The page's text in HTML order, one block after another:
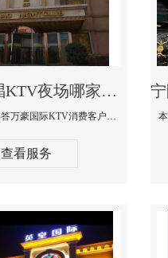
宁阳摸摸唱KTV夜场哪家好玩开放-万豪国际KTV消费客户点评
本文详细为你解答万豪国际KTV消费客户点评，更多关于摸摸唱KTV夜场哪家好玩开放咨询1312 0333301微信同步！
查看服务